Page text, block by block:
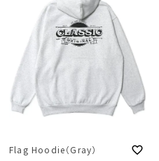
Flag Hoodie（Gray）